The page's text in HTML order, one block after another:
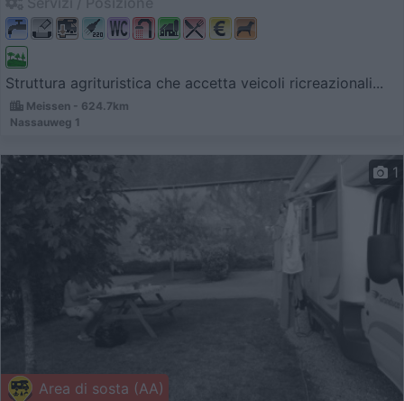
Struttura agrituristica che accetta veicoli ricreazionali...
Meissen - 624.7km
Nassauweg 1
Area di sosta (AA)
1